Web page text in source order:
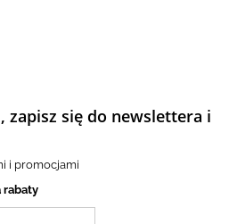
zapisz się do newslettera i
i promocjami
rabaty